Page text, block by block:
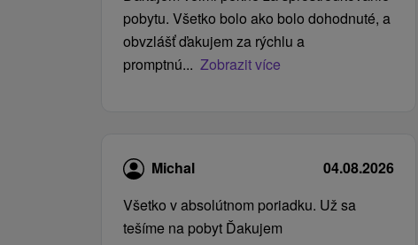
pobytu. Všetko bolo ako bolo dohodnuté, a
obvzlášť ďakujem za rýchlu a
promptnú... Zobrazit více
Michal
04.08.2026
Všetko v absolútnom poriadku. Už sa
tešíme na pobyt Ďakujem